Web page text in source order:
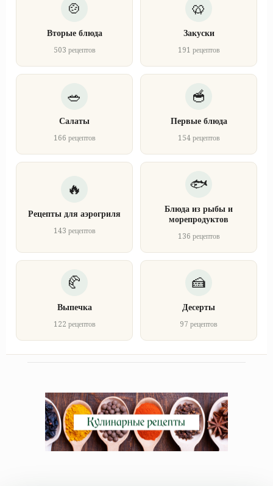
Вторые блюда
503 рецептов
Закуски
191 рецептов
Салаты
166 рецептов
Первые блюда
154 рецептов
Рецепты для аэрогриля
143 рецептов
Блюда из рыбы и
морепродуктов
136 рецептов
Выпечка
122 рецептов
Десерты
97 рецептов